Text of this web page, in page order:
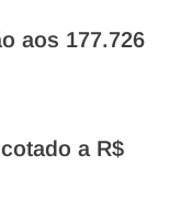
aos 177.726
a R$